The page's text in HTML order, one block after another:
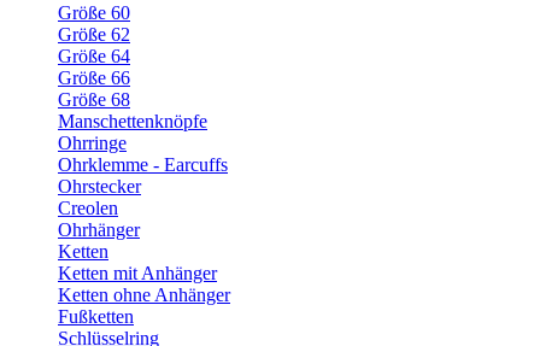
Größe 60
Größe 62
Größe 64
Größe 66
Größe 68
Manschettenknöpfe
Ohrringe
Ohrklemme - Earcuffs
Ohrstecker
Creolen
Ohrhänger
Ketten
Ketten mit Anhänger
Ketten ohne Anhänger
Fußketten
Schlüsselring